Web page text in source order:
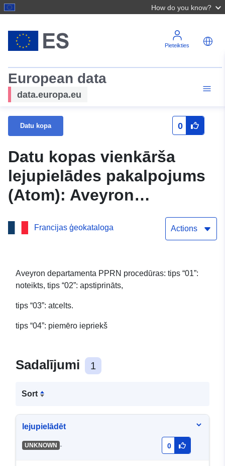
How do you know?
Pieteikties
European data
data.europa.eu
Datu kopa 0
Datu kopas vienkārša
lejupielādes pakalpojums
(Atom): Aveyron
procedūras
Francijas ģeokataloga Actions
Aveyron departamenta PPRN procedūras: tips “01”:
noteikts, tips “02”: apstiprināts,
tips “03”: atcelts.
tips “04”: piemēro iepriekš
Sadalījumi 1
Sort
lejupielādēt
UNKNOWN - 0